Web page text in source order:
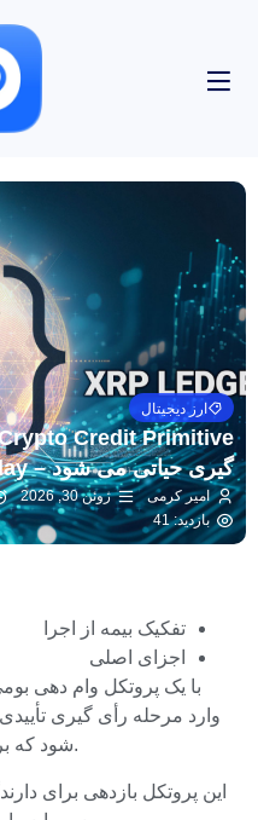
ارز دیجیتال
گیری حیاتی می شود – U.Today
امیر کرمی ژوئن 30, 2026
بازدید: 41
تفکیک بیمه از اجرا
اجزای اصلی
وارد مرحله رأی گیری
شود که بر ارزش تأمین مالی متمرکز است.
این پروتکل بازدهی برای